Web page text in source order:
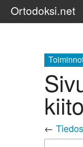
Ortodoksi.net
←